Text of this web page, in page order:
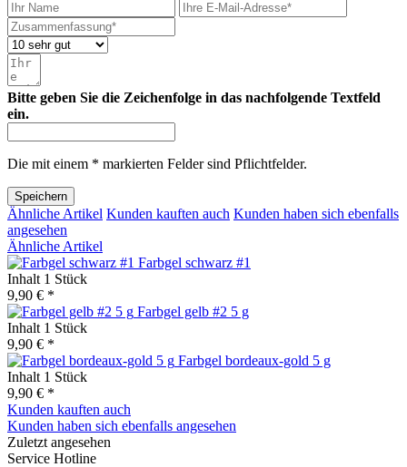
Bitte geben Sie die Zeichenfolge in das nachfolgende Textfeld
ein.
Die mit einem * markierten Felder sind Pflichtfelder.
Speichern
Ähnliche Artikel Kunden kauften auch Kunden haben sich ebenfalls
angesehen
Ähnliche Artikel
Farbgel schwarz #1
Inhalt 1 Stück
9,90 € *
Farbgel gelb #2 5 g
Inhalt 1 Stück
9,90 € *
Farbgel bordeaux-gold 5 g
Inhalt 1 Stück
9,90 € *
Kunden kauften auch
Kunden haben sich ebenfalls angesehen
Zuletzt angesehen
Service Hotline